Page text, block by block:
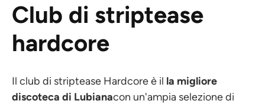
Club di striptease
hardcore
Il club di striptease Hardcore è il la migliore
discoteca di Lubianacon un'ampia selezione di